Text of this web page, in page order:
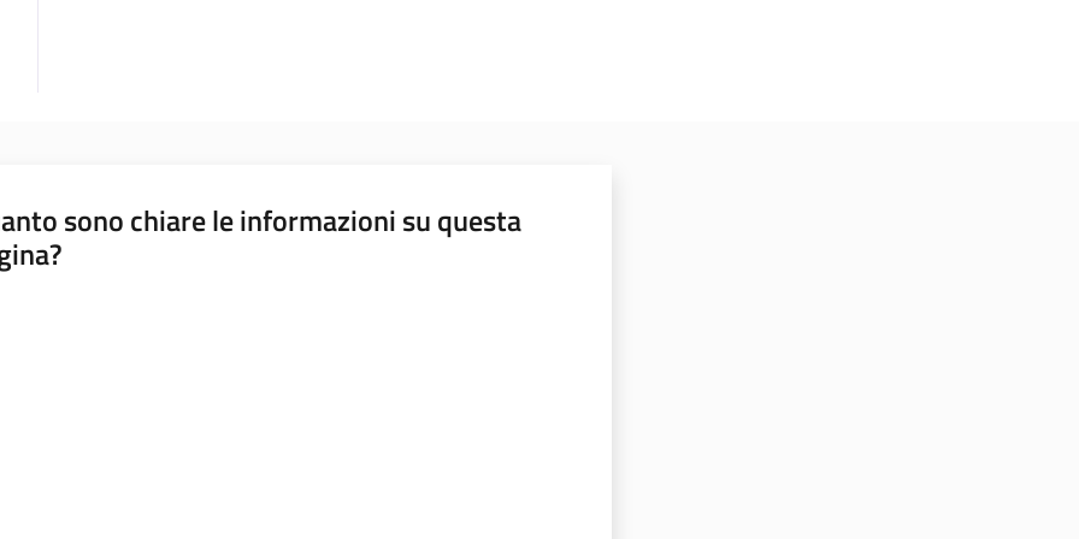
sono chiare le informazioni su questa